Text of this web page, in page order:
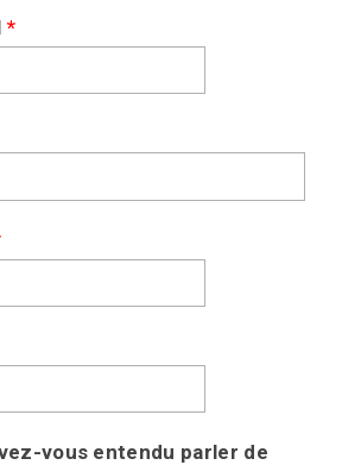
*
vous entendu parler de